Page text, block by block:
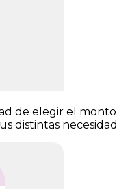
de elegir el
distintas